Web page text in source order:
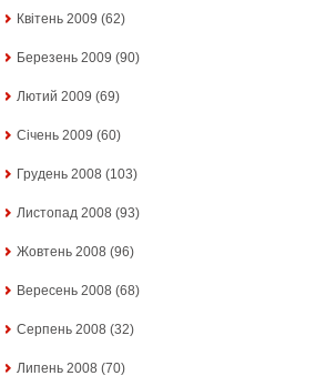
Квітень 2009 (62)
Березень 2009 (90)
Лютий 2009 (69)
Січень 2009 (60)
Грудень 2008 (103)
Листопад 2008 (93)
Жовтень 2008 (96)
Вересень 2008 (68)
Серпень 2008 (32)
Липень 2008 (70)